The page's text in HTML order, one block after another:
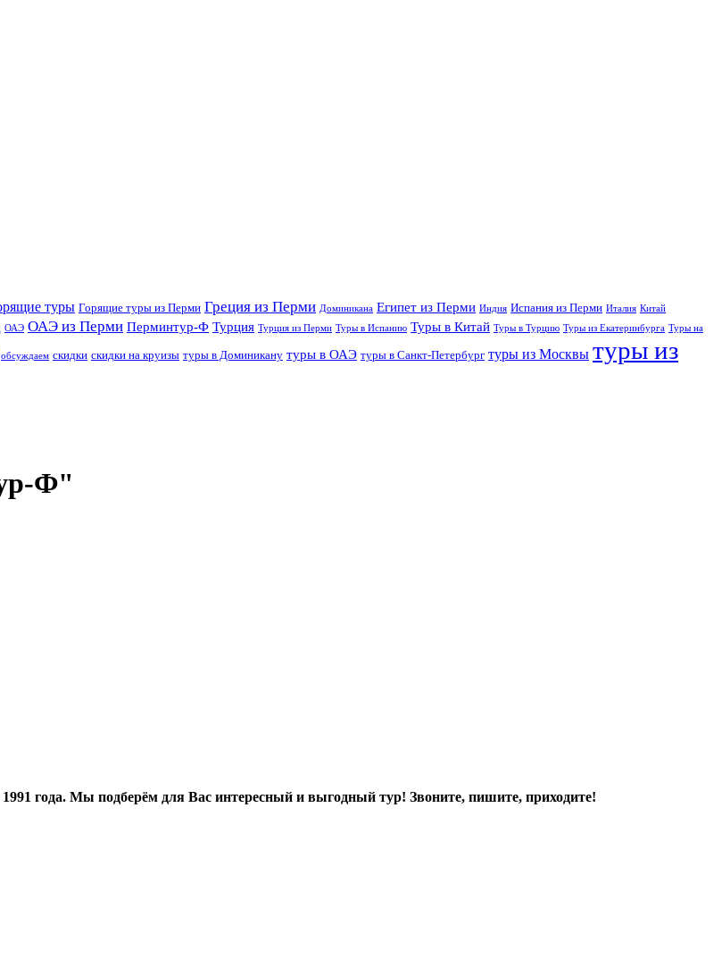
туры Горящие туры из Перми Греция из Перми Доминикана Египет из Перми Индия Испания из Перми Италия Китай
ОАЭ ОАЭ из Перми Перминтур-Ф Турция Турция из Перми Туры в Испанию Туры в Китай Туры в Турцию Туры из Екатеринбурга Туры на
обсуждаем скидки скидки на круизы туры в Доминикану туры в ОАЭ туры в Санкт-Петербург туры из Москвы туры из
Ф"
года. Мы подберём для Вас интересный и выгодный тур! Звоните, пишите, приходите!